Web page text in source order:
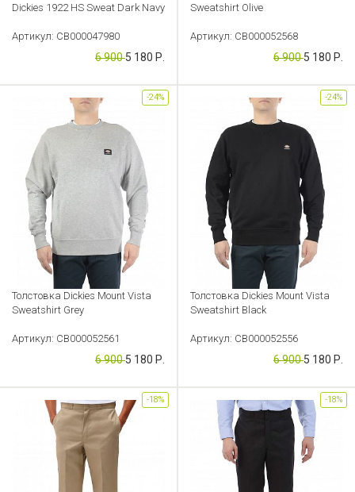
Dickies 1922 HS Sweat Dark Navy
Артикул: CB000047980
6 9005 180 Р.
Sweatshirt Olive
Артикул: CB000052568
6 9005 180 Р.
Толстовка Dickies Mount Vista
Sweatshirt Grey
Артикул: CB000052561
6 9005 180 Р.
-24%
Толстовка Dickies Mount Vista
Sweatshirt Black
Артикул: CB000052556
6 9005 180 Р.
-24%
-18% -18%